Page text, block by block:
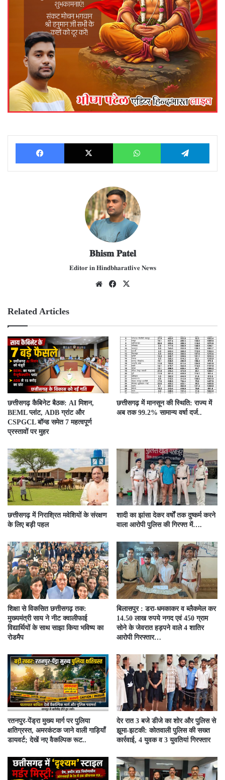
Facebook X WhatsApp
𝐁𝐡𝐢𝐬𝐦 𝐏𝐚𝐭𝐞𝐥
𝐄𝐝𝐢𝐭𝐨𝐫 𝐢𝐧 𝐇𝐢𝐧𝐝𝐛𝐡𝐚𝐫𝐚𝐭𝐥𝐢𝐯𝐞 𝐍𝐞𝐰𝐬
We
Fac
Related Articles
छत्तीसगढ़ कैबिनेट बैठक: AI मिशन,
BEML प्लांट, ADB ग्रांट और
CSPGCL बॉन्ड समेत 7 महत्वपूर्ण
प्रस्तावों पर मुहर
छत्तीसगढ़ में मानसून की स्थिति: राज्य में
अब तक 99.2% सामान्य वर्षा दर्ज..
छत्तीसगढ़ में निराश्रित मवेशियों के संरक्षण
के लिए बड़ी पहल
शादी का झांसा देकर वर्षों तक दुष्कर्म करने
वाला आरोपी पुलिस की गिरफ्त में….
शिक्षा से विकसित छत्तीसगढ़ तक:
मुख्यमंत्री साय ने नीट क्वालीफाई
विद्यार्थियों के साथ साझा किया भविष्य का
रोडमैप
बिलासपुर : डरा-धमकाकर व ब्लैकमेल कर
14.50 लाख रुपये नगद एवं 450 ग्राम
सोने के जेवरात हड़पने वाले 4 शातिर
आरोपी गिरफ्तार…
रतनपुर-पेंड्रा मुख्य मार्ग पर पुलिया
क्षतिग्रस्त, अमरकंटक जाने वाली गाड़ियाँ
डायवर्ट; देखें नए वैकल्पिक रूट..
देर रात 3 बजे डीजे का शोर और पुलिस से
झूमा-झटकी: कोतवाली पुलिस की सख्त
कार्रवाई, 4 युवक व 3 युवतियां गिरफ्तार